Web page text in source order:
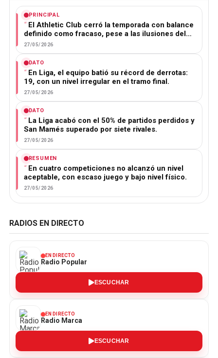
PRINCIPAL
El Athletic Club cerró la temporada con balance
definido como fracaso, pese a las ilusiones del…
27/05/2026
DATO
En Liga, el equipo batió su récord de derrotas:
19, con un nivel irregular en el tramo final.
27/05/2026
DATO
La Liga acabó con el 50% de partidos perdidos y
San Mamés superado por siete rivales.
27/05/2026
RESUMEN
En cuatro competiciones no alcanzó un nivel
aceptable, con escaso juego y bajo nivel físico.
27/05/2026
RADIOS EN DIRECTO
EN DIRECTO
Radio Popular
ESCUCHAR
EN DIRECTO
Radio Marca
ESCUCHAR